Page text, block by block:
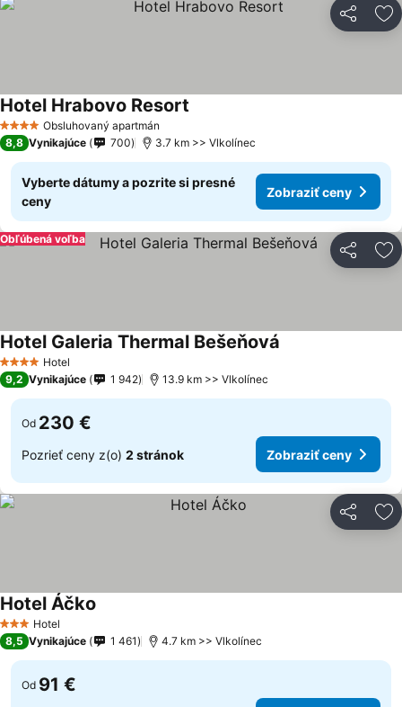
Zdieľať
4 Počet hviezdičiek
Obsluhovaný apartmán
Hotel Hrabovo Resort
8,8 Vynikajúce 700 3.7 km >> Vlkolínec
Vyberte dátumy a pozrite si presné
ceny
Zobraziť ceny
Zdieľať
Obľúbená voľba
4 Počet hviezdičiek
Hotel
Hotel Galeria Thermal Bešeňová
9,2 Vynikajúce 1 942 13.9 km >> Vlkolínec
Od 230 €
Pozrieť ceny z(o) 2 stránok Zobraziť ceny
Zdieľať
3 Počet hviezdičiek
Hotel
Hotel Áčko
8,5 Vynikajúce 1 461 4.7 km >> Vlkolínec
Od 91 €